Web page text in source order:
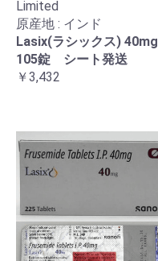
Limited
原産地 : インド
Lasix(ラシックス) 40mg
105錠 シート発送
￥3,432